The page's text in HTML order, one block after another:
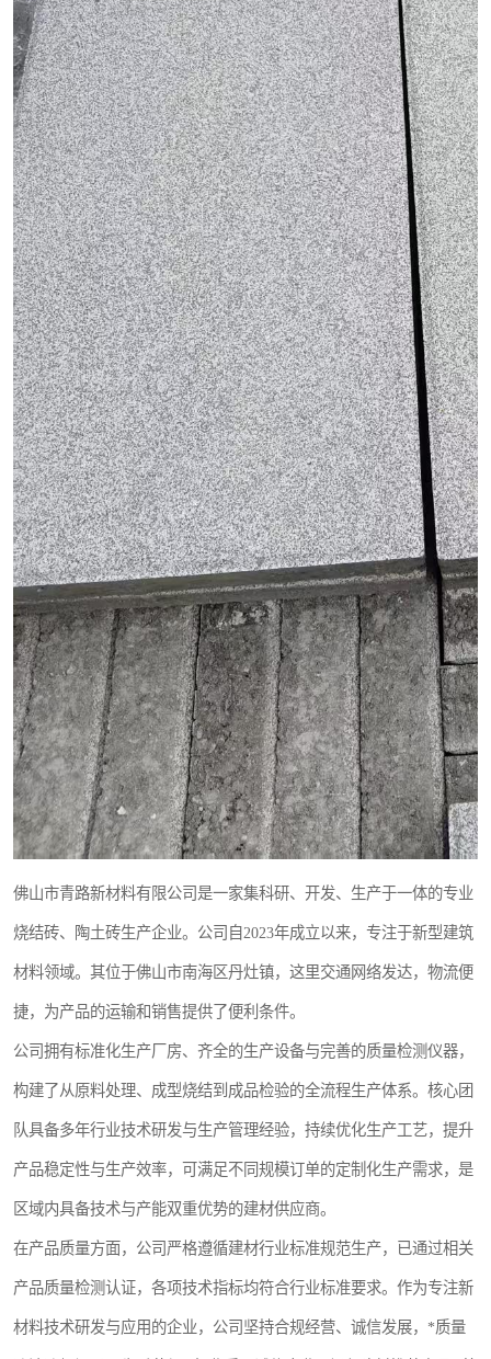
佛山市青路新材料有限公司是一家集科研、开发、生产于一体的专业
烧结砖、陶土砖生产企业。公司自2023年成立以来，专注于新型建筑
材料领域。其位于佛山市南海区丹灶镇，这里交通网络发达，物流便
捷，为产品的运输和销售提供了便利条件。
公司拥有标准化生产厂房、齐全的生产设备与完善的质量检测仪器，
构建了从原料处理、成型烧结到成品检验的全流程生产体系。核心团
队具备多年行业技术研发与生产管理经验，持续优化生产工艺，提升
产品稳定性与生产效率，可满足不同规模订单的定制化生产需求，是
区域内具备技术与产能双重优势的建材供应商。
在产品质量方面，公司严格遵循建材行业标准规范生产，已通过相关
产品质量检测认证，各项技术指标均符合行业标准要求。作为专注新
材料技术研发与应用的企业，公司坚持合规经营、诚信发展，*质量